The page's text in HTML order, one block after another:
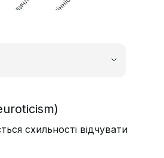
схильності відчувати